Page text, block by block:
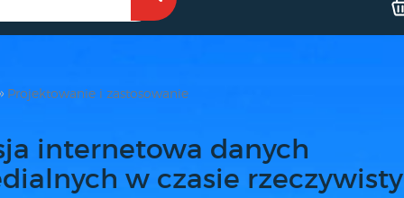
Projektowanie i zastosowanie
internetowa danych
w czasie